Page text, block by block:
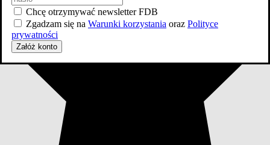
Chcę otrzymywać newsletter FDB
Zgadzam się na Warunki korzystania oraz Polityce
prywatności
Załóż konto